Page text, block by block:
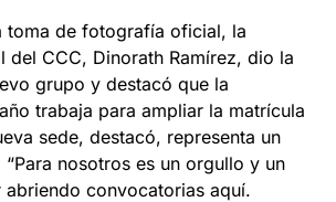
toma de fotografía oficial, la
del CCC, Dinorath Ramírez, dio la
grupo y destacó que la
trabaja para ampliar la matrícula
sede, destacó, representa un
nosotros es un orgullo y un
abriendo convocatorias aquí.